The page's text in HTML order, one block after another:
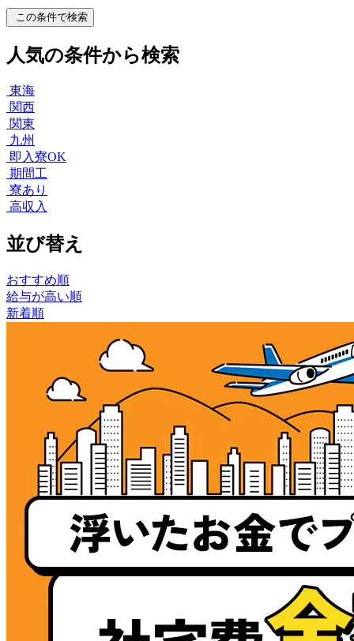
この条件で検索
人気の条件から検索
東海
関西
関東
九州
即入寮OK
期間工
寮あり
高収入
並び替え
おすすめ順
給与が高い順
新着順